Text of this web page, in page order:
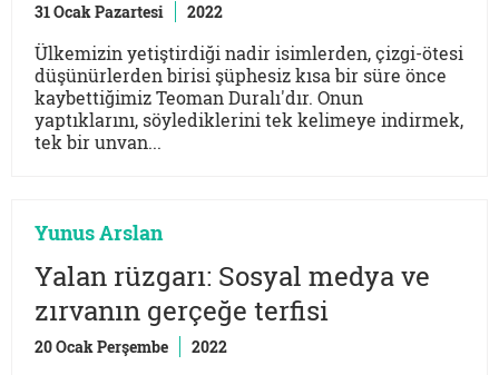
31 Ocak Pazartesi 2022
Ülkemizin yetiştirdiği nadir isimlerden, çizgi-ötesi
düşünürlerden birisi şüphesiz kısa bir süre önce
kaybettiğimiz Teoman Duralı'dır. Onun
yaptıklarını, söylediklerini tek kelimeye indirmek,
tek bir unvan...
Yunus Arslan
Yalan rüzgarı: Sosyal medya ve
zırvanın gerçeğe terfisi
20 Ocak Perşembe 2022